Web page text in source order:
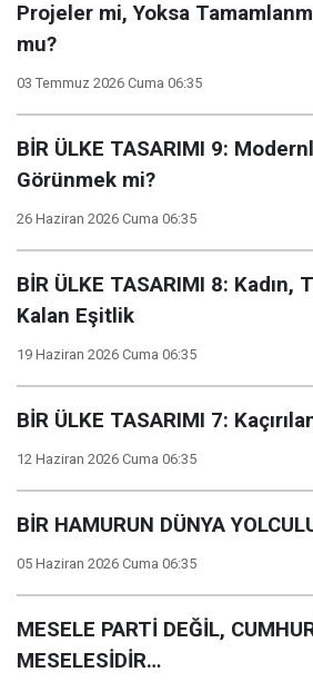
Projeler mi, Yoksa
mu?
03 Temmuz 2026 Cuma 06:35
BİR ÜLKE TASARIMI 9:
Görünmek mi?
26 Haziran 2026 Cuma 06:35
BİR ÜLKE TASARIMI 8: Kadın,
Kalan Eşitlik
19 Haziran 2026 Cuma 06:35
BİR ÜLKE TASARIMI 7:
12 Haziran 2026 Cuma 06:35
BİR HAMURUN DÜNYA
05 Haziran 2026 Cuma 06:35
MESELE PARTİ DEĞİL,
MESELESİDİR…